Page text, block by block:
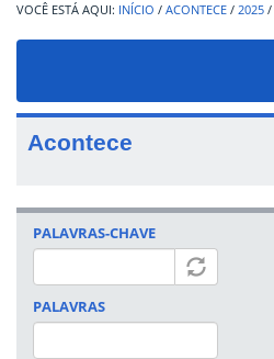
INÍCIO / ACONTECE / 2025 /
Acontece
PALAVRAS-CHAVE
PALAVRAS